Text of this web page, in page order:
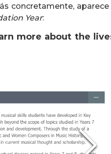
concretamente,
Year:
more about the